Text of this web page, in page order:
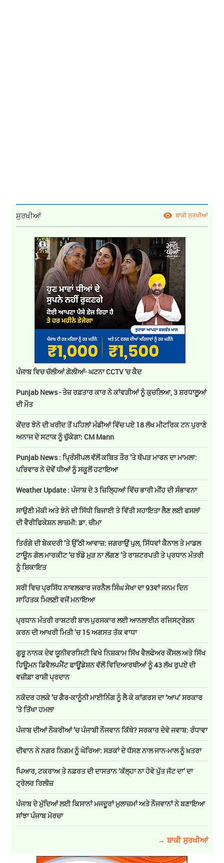
ਸੁਰਖੀਆਂ ਬਾਕੀ ਸੁਰਖੀਆਂ
ਪੰਜਾਬ ਵਿਚ ਚੱਲੀਆਂ ਗੋਲੀਆਂ- ਘਟਨਾ CCTV 'ਚ ਕੈਦ
Punjab News - ਤੇਜ਼ ਰਫ਼ਤਾਰ ਕਾਰ ਨੇ ਕਾਂਵੜੀਆਂ ਨੂੰ ਕੁਚਲਿਆ, 3 ਸ਼ਰਧਾਲੂਆਂ
ਦੀ ਮੌਤ
ਕੇਂਦਰ ਝੋਨੇ ਦੀ ਖਰੀਦ ਤੋਂ ਪਹਿਲਾਂ ਮੰਡੀਆਂ ਵਿੱਚ ਪਏ 18 ਲੱਖ ਮੀਟਰਿਕ ਟਨ ਪੁਰਾਣੇ
ਅਨਾਜ ਦੇ ਸਟਾਕ ਨੂੰ ਚੁੱਕੇਗਾ: CM Mann
Punjab News : ਪ੍ਰਿੰਸੀਪਲ ਵੱਲੋਂ ਕਥਿਤ ਤੌਰ ’ਤੇ ਥੱਪੜ ਮਾਰਨ ਦਾ ਮਾਮਲਾ:
ਪਰਿਵਾਰ ਨੇ ਦੋਵੇਂ ਧੀਆਂ ਨੂੰ ਸਕੂਲੋਂ ਹਟਾਇਆ
Weather Update : ਪੰਜਾਬ ਦੇ 3 ਜ਼ਿਲ੍ਹਿਆਂ ਵਿੱਚ ਭਾਰੀ ਮੀਂਹ ਦੀ ਸੰਭਾਵਨਾ
ਸਾਉਣੀ ਮੱਕੀ ਅਤੇ ਝੋਨੇ ਦੀ ਸਿੱਧੀ ਬਿਜਾਈ ਤੇ ਵਿੱਤੀ ਸਹਾਇਤਾ ਲੈਣ ਲਈ ਫਸਲਾਂ
ਦੀ ਵੈਰੀਫਿਕੇਸ਼ਨ ਲਾਜ਼ਮੀ: ਡਾ. ਚੀਮਾ
ਤਿਰੰਗੇ ਦੀ ਬੇਕਦਰੀ ’ਤੇ ਉੱਠੀ ਆਵਾਜ਼: ਜਗਰਾਉਂ ਪੁਲ, ਸਿੱਧਵਾਂ ਕੈਨਾਲ ਤੇ ਮਾਡਲ
ਟਾਊਨ ਗੋਲ ਮਾਰਕੀਟ ’ਚ ਝੰਡੇ ਮੁੜ ਨਾ ਲੱਗਣ ’ਤੇ ਰਾਸ਼ਟਰਪਤੀ ਤੇ ਪ੍ਰਧਾਨ ਮੰਤਰੀ
ਨੂੰ ਸ਼ਿਕਾਇਤ
ਸਰੀ ਵਿਚ ਪ੍ਰਸਿੱਧ ਨਾਵਲਕਾਰ ਜਰਨੈਲ ਸਿੰਘ ਸੇਖਾ ਦਾ 93ਵਾਂ ਜਨਮ ਦਿਨ
ਸਾਹਿਤਕ ਮਿਲਣੀ ਵਜੋਂ ਮਨਾਇਆ
ਪ੍ਰਧਾਨ ਮੰਤਰੀ ਰਾਸ਼ਟਰੀ ਬਾਲ ਪੁਰਸਕਾਰ ਲਈ ਆਨਲਾਈਨ ਰਜਿਸਟ੍ਰੇਸ਼ਨ
ਕਰਨ ਦੀ ਆਖਰੀ ਮਿਤੀ ’ਚ 15 ਅਗਸਤ ਤੱਕ ਵਾਧਾ
ਗੁਰੂ ਨਾਨਕ ਦੇਵ ਯੂਨੀਵਰਸਿਟੀ ਵਿਖੇ ਨਿਸ਼ਕਾਮ ਸਿੱਖ ਵੈਲਫੇਅਰ ਕੌਂਸਲ ਅਤੇ ਸਿੱਖ
ਹਿਊਮਨ ਡਿਵੈਲਪਮੈਂਟ ਫਾਊਂਡੇਸ਼ਨ ਵੱਲੋਂ ਵਿਦਿਆਰਥੀਆਂ ਨੂੰ 43 ਲੱਖ ਰੁਪਏ ਦੀ
ਵਜ਼ੀਫ਼ਾ ਰਾਸ਼ੀ ਪ੍ਰਦਾਨ
ਨਕੋਦਰ ਹਲਕੇ ’ਚ ਗੈਰ-ਕਾਨੂੰਨੀ ਮਾਈਨਿੰਗ ਨੂੰ ਲੈ ਕੇ ਕਾਂਗਰਸ ਦਾ ‘ਆਪ’ ਸਰਕਾਰ
’ਤੇ ਤਿੱਖਾ ਹਮਲਾ
ਪੰਜਾਬ ਦੀਆਂ ਨੌਕਰੀਆਂ ’ਚ ਪੰਜਾਬੀ ਨੌਜਵਾਨ ਕਿੱਥੇ? ਸਰਕਾਰ ਦੇਵੇ ਜਵਾਬ: ਰੰਧਾਵਾ
ਦੀਵਾਨ ਨੇ ਨਗਰ ਨਿਗਮ ਨੂੰ ਘੇਰਿਆ: ਸੜਕਾਂ ਦੇ ਧੱਸਣ ਨਾਲ ਜਾਨ-ਮਾਲ ਨੂੰ ਖ਼ਤਰਾ
ਪਿਆਰ, ਟਕਰਾਅ ਤੇ ਨਫ਼ਰਤ ਦੀ ਦਾਸਤਾਨ ‘ਕੱਲ੍ਹਾ ਨਾ ਹੋਵੇ ਪੁੱਤ ਜੱਟ ਦਾ’ ਦਾ
ਟ੍ਰੇਲਰ ਰਿਲੀਜ਼
ਪੰਜਾਬ ਦੇ ਮੁੱਦਿਆਂ ਲਈ ਕਿਸਾਨਾਂ ਮਜਦੂਰਾਂ ਮੁਲਾਜ਼ਮਾਂ ਅਤੇ ਨੌਜਵਾਨਾਂ ਨੇ ਬਣਾਇਆ
ਸਾਂਝਾ ਪੰਜਾਬ ਮੋਰਚਾ
→ ਬਾਕੀ ਸੁਰਖੀਆਂ